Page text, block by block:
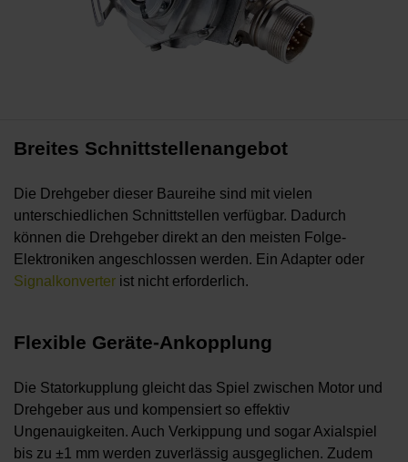
Breites Schnittstellenangebot
Die Drehgeber dieser Baureihe sind mit vielen
unterschiedlichen Schnittstellen verfügbar. Dadurch
können die Drehgeber direkt an den meisten Folge-
Elektroniken angeschlossen werden. Ein Adapter oder
Signalkonverter ist nicht erforderlich.
Flexible Geräte-Ankopplung
Die Statorkupplung gleicht das Spiel zwischen Motor und
Drehgeber aus und kompensiert so effektiv
Ungenauigkeiten. Auch Verkippung und sogar Axialspiel
bis zu ±1 mm werden zuverlässig ausgeglichen. Zudem